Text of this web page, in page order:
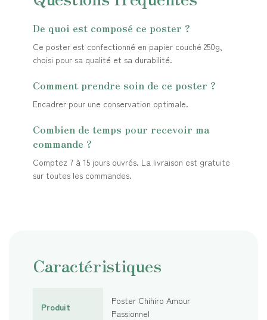
De quoi est composé ce poster ?
Ce poster est confectionné en papier couché 250g,
choisi pour sa qualité et sa durabilité.
Comment prendre soin de ce poster ?
Encadrer pour une conservation optimale.
Combien de temps pour recevoir ma
commande ?
Comptez 7 à 15 jours ouvrés. La livraison est gratuite
sur toutes les commandes.
Caractéristiques
Produit
Poster Chihiro Amour
Passionnel